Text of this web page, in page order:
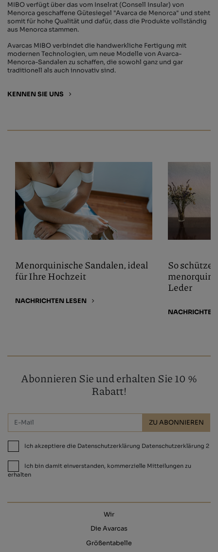
MIBO verfügt über das vom Inselrat (Consell Insular) von
Menorca geschaffene Gütesiegel "Avarca de Menorca" und steht
somit für hohe Qualität und dafür, dass die Produkte vollständig
aus Menorca stammen.
Avarcas MIBO verbindet die handwerkliche Fertigung mit
modernen Technologien, um neue Modelle von Avarca-
Menorca-Sandalen zu schaffen, die sowohl ganz und gar
traditionell als auch innovativ sind.
KENNEN SIE UNS
Menorquinische Sandalen, ideal
für Ihre Hochzeit
NACHRICHTEN LESEN
So
Leder
NACHRICHTEN
Abonnieren Sie und erhalten Sie 10 %
Rabatt!
ZU ABONNIEREN
Ich akzeptiere die Datenschutzerklärung Datenschutzerklärung 2
Ich bin damit einverstanden, kommerzielle Mitteilungen zu
erhalten
Wir
Die Avarcas
Größentabelle